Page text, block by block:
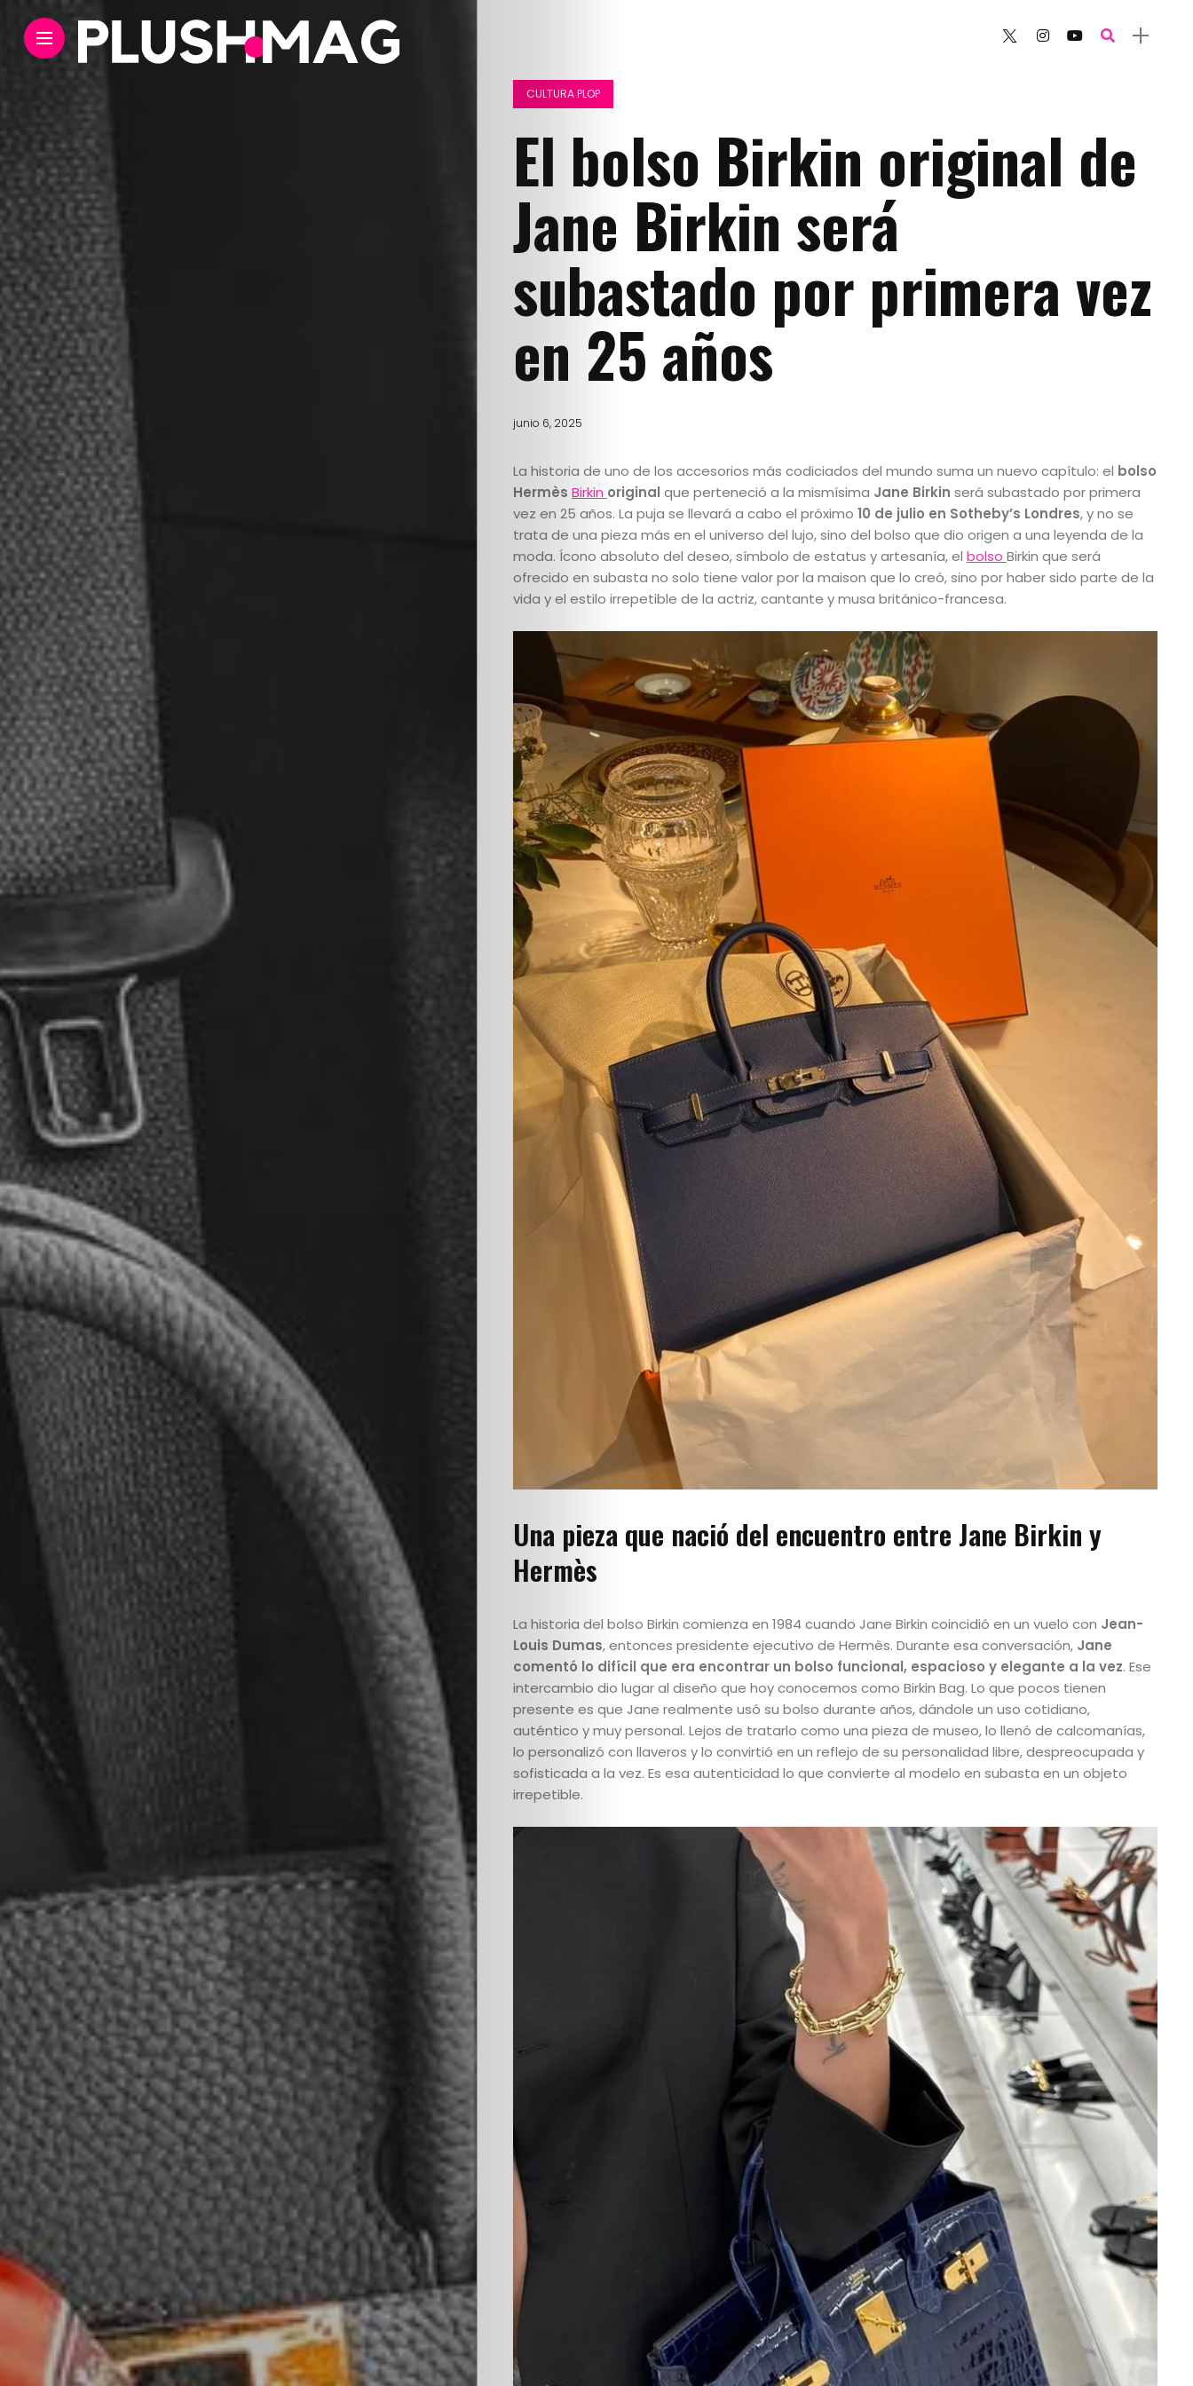
Quienes
Somos
Editoriales
PLOP
y
Belleza
Crónicas
Contacto
La
CULTURA PLOP
El bolso Birkin original de
Jane Birkin será
subastado por primera vez
en 25 años
junio 6, 2025
La historia de uno de los accesorios más codiciados del mundo suma un nuevo capítulo: el bolso
Hermès Birkin original que perteneció a la mismísima Jane Birkin será subastado por primera
vez en 25 años. La puja se llevará a cabo el próximo 10 de julio en Sotheby’s Londres, y no se
trata de una pieza más en el universo del lujo, sino del bolso que dio origen a una leyenda de la
moda. Ícono absoluto del deseo, símbolo de estatus y artesanía, el bolso Birkin que será
ofrecido en subasta no solo tiene valor por la maison que lo creó, sino por haber sido parte de la
vida y el estilo irrepetible de la actriz, cantante y musa británico-francesa.
Una pieza que nació del encuentro entre Jane Birkin y
Hermès
La historia del bolso Birkin comienza en 1984 cuando Jane Birkin coincidió en un vuelo con Jean-
Louis Dumas, entonces presidente ejecutivo de Hermès. Durante esa conversación, Jane
comentó lo difícil que era encontrar un bolso funcional, espacioso y elegante a la vez. Ese
intercambio dio lugar al diseño que hoy conocemos como Birkin Bag. Lo que pocos tienen
presente es que Jane realmente usó su bolso durante años, dándole un uso cotidiano,
auténtico y muy personal. Lejos de tratarlo como una pieza de museo, lo llenó de calcomanías,
lo personalizó con llaveros y lo convirtió en un reflejo de su personalidad libre, despreocupada y
sofisticada a la vez. Es esa autenticidad lo que convierte al modelo en subasta en un objeto
irrepetible.